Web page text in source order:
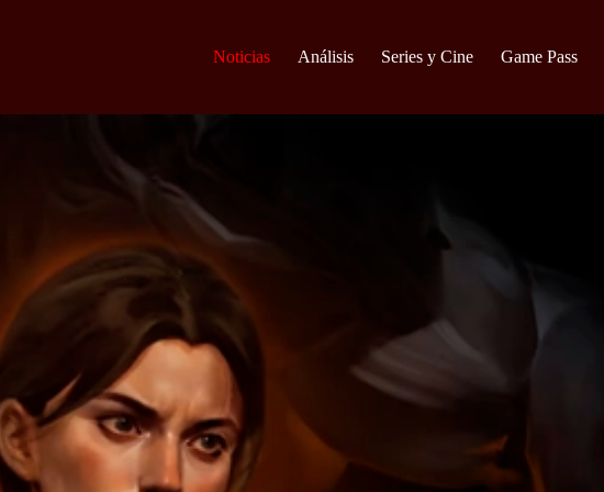
Noticias Análisis Series y Cine Game Pass